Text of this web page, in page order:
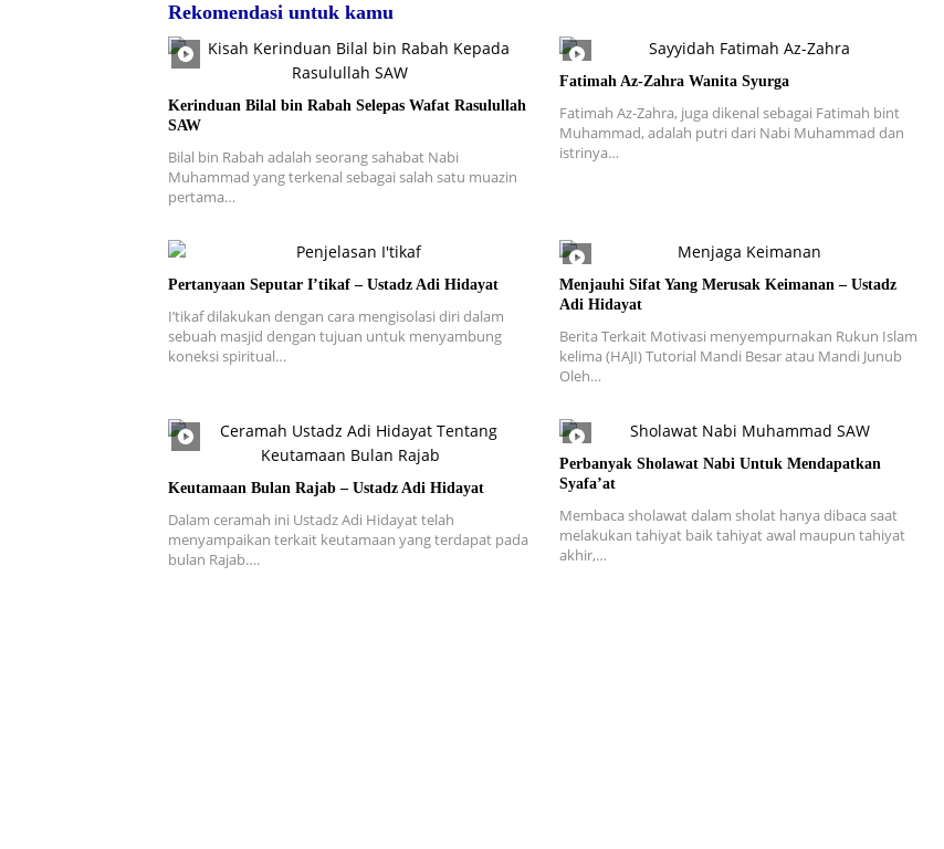
Rekomendasi untuk kamu
Kerinduan Bilal bin Rabah Selepas Wafat Rasulullah
SAW
Bilal bin Rabah adalah seorang sahabat Nabi
Muhammad yang terkenal sebagai salah satu muazin
pertama…
Fatimah Az-Zahra Wanita Syurga
Fatimah Az-Zahra, juga dikenal sebagai Fatimah bint
Muhammad, adalah putri dari Nabi Muhammad dan
istrinya…
Pertanyaan Seputar I’tikaf – Ustadz Adi Hidayat
I’tikaf dilakukan dengan cara mengisolasi diri dalam
sebuah masjid dengan tujuan untuk menyambung
koneksi spiritual…
Menjauhi Sifat Yang Merusak Keimanan – Ustadz
Adi Hidayat
Berita Terkait Motivasi menyempurnakan Rukun Islam
kelima (HAJI) Tutorial Mandi Besar atau Mandi Junub
Oleh…
Keutamaan Bulan Rajab – Ustadz Adi Hidayat
Dalam ceramah ini Ustadz Adi Hidayat telah
menyampaikan terkait keutamaan yang terdapat pada
bulan Rajab….
Perbanyak Sholawat Nabi Untuk Mendapatkan
Syafa’at
Membaca sholawat dalam sholat hanya dibaca saat
melakukan tahiyat baik tahiyat awal maupun tahiyat
akhir,…